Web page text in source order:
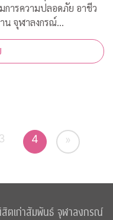
ารความปลอดภัย อาชีว
น จุฬาลงกรณ์
“Chula Safety 2020
ย่างยั่งยืน” ระหว
3 4 »
ตเก่าสัมพันธ์ จุฬาลงกรณ์